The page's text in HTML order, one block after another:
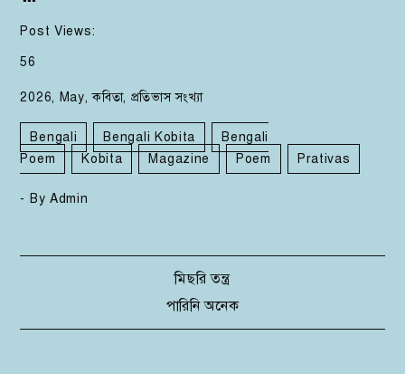
Post Views:
56
2026, May,কবিতা, প্রতিভাস সংখ্যা
Bengali Bengali Kobita
Bengali
Poem
Kobita Magazine Poem Prativas
- By Admin
navigation
মিছরি তন্ত্র
পারিনি অনেক